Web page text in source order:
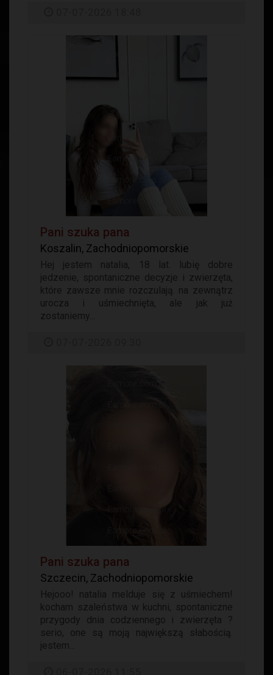
Pani szuka pana
Koszalin, Zachodniopomorskie
Hej jestem natalia, 18 lat. lubię dobre
jedzenie, spontaniczne decyzje i zwierzęta,
które zawsze mnie rozczulają. na zewnątrz
urocza i uśmiechnięta, ale jak już
zostaniemy...
Pani szuka pana
Szczecin, Zachodniopomorskie
Hejooo! natalia melduje się z uśmiechem!
kocham szaleństwa w kuchni, spontaniczne
przygody dnia codziennego i zwierzęta ?
serio, one są moją największą słabością.
jestem...